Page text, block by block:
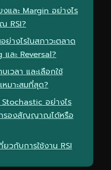
งและ Margin อย่างไร
RSI?
ย่างไรในสภาวะตลาด
ละ Reversal?
เวลา และเลือกใช้
มาะสมที่สุด?
อย่างไร
กรองสัญญาณได้หรือ
วกับการใช้งาน RSI